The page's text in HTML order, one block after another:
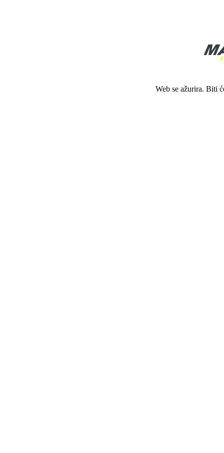
Web se ažurira. Biti